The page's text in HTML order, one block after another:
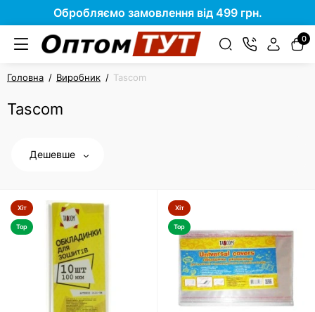
Обробляємо замовлення від 499 грн.
0
Головна Виробник Tascom
Tascom
Дешевше
Хіт
Top
Хіт
Top